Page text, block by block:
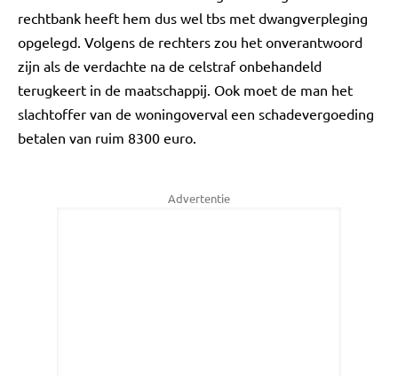
rechtbank heeft hem dus wel tbs met dwangverpleging
opgelegd. Volgens de rechters zou het onverantwoord
zijn als de verdachte na de celstraf onbehandeld
terugkeert in de maatschappij. Ook moet de man het
slachtoffer van de woningoverval een schadevergoeding
betalen van ruim 8300 euro.
Advertentie